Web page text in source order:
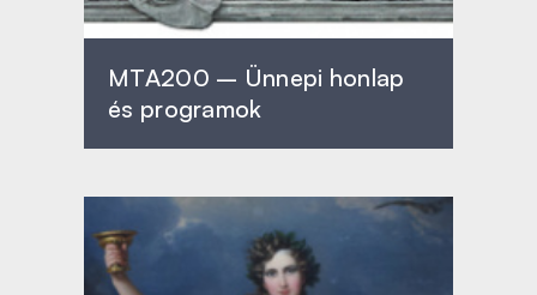
MTA200 – Ünnepi honlap
és programok